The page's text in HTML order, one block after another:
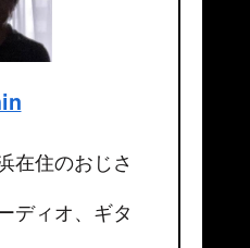
在住のおじさ
ディオ、ギタ